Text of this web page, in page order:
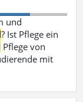
und
? Ist Pflege ein
Pflege von
mit